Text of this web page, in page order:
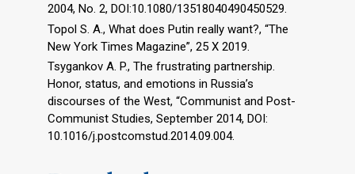
2004, No. 2, DOI:10.1080/13518040490450529.
Topol S. A., What does Putin really want?, “The
New York Times Magazine”, 25 X 2019.
Tsygankov A. P., The frustrating partnership.
Honor, status, and emotions in Russia’s
discourses of the West, “Communist and Post-
Communist Studies, September 2014, DOI:
10.1016/j.postcomstud.2014.09.004.